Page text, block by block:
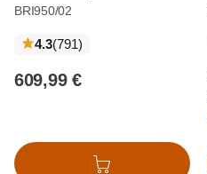
BRI950/02
4.3(791recensioni
)
609,99 €